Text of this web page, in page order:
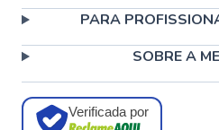
PARA
SOBRE A
Verificada por